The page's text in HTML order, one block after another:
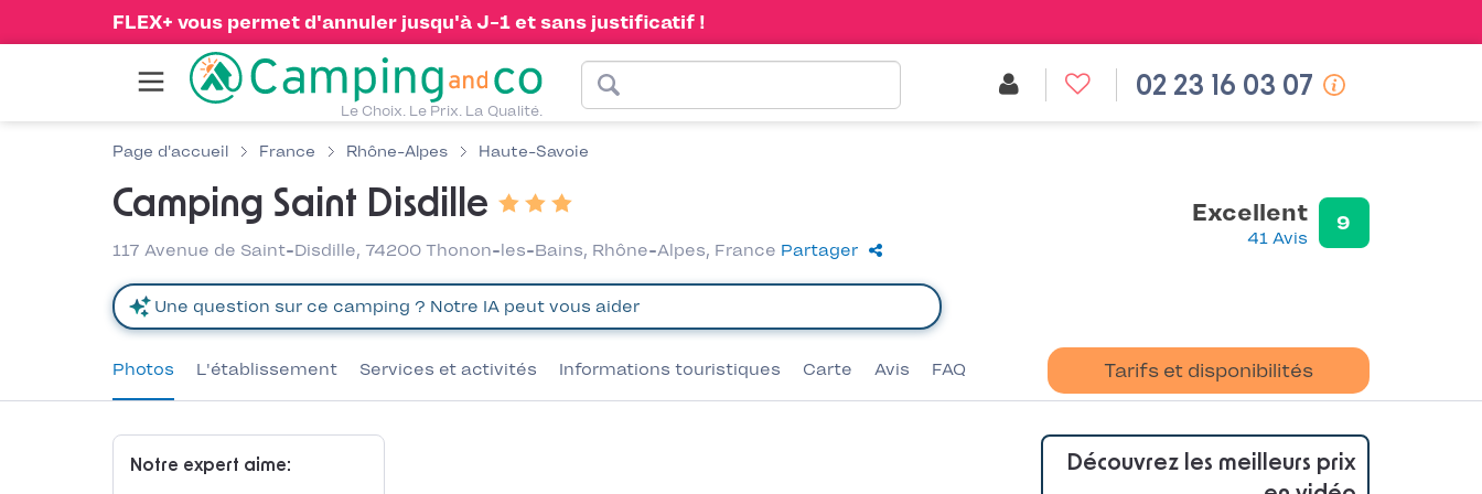
FLEX+ vous permet d'annuler jusqu'à J-1 et sans justificatif !
Le Choix. Le Prix. La Qualité.
02 23 16 03 07
Page d'accueil France Rhône-Alpes Haute-Savoie
Camping Saint Disdille
117 Avenue de Saint-Disdille, 74200 Thonon-les-Bains, Rhône-Alpes, France Partager
Excellent
41 Avis
9
Photos L'établissement Services et activités Informations touristiques Carte Avis FAQ Tarifs et disponibilités
Notre expert aime:
Découvrez les meilleurs prix